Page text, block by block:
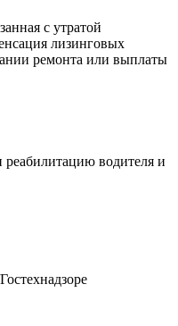
с утратой
лизинговых
ремонта или выплаты
реабилитацию водителя и